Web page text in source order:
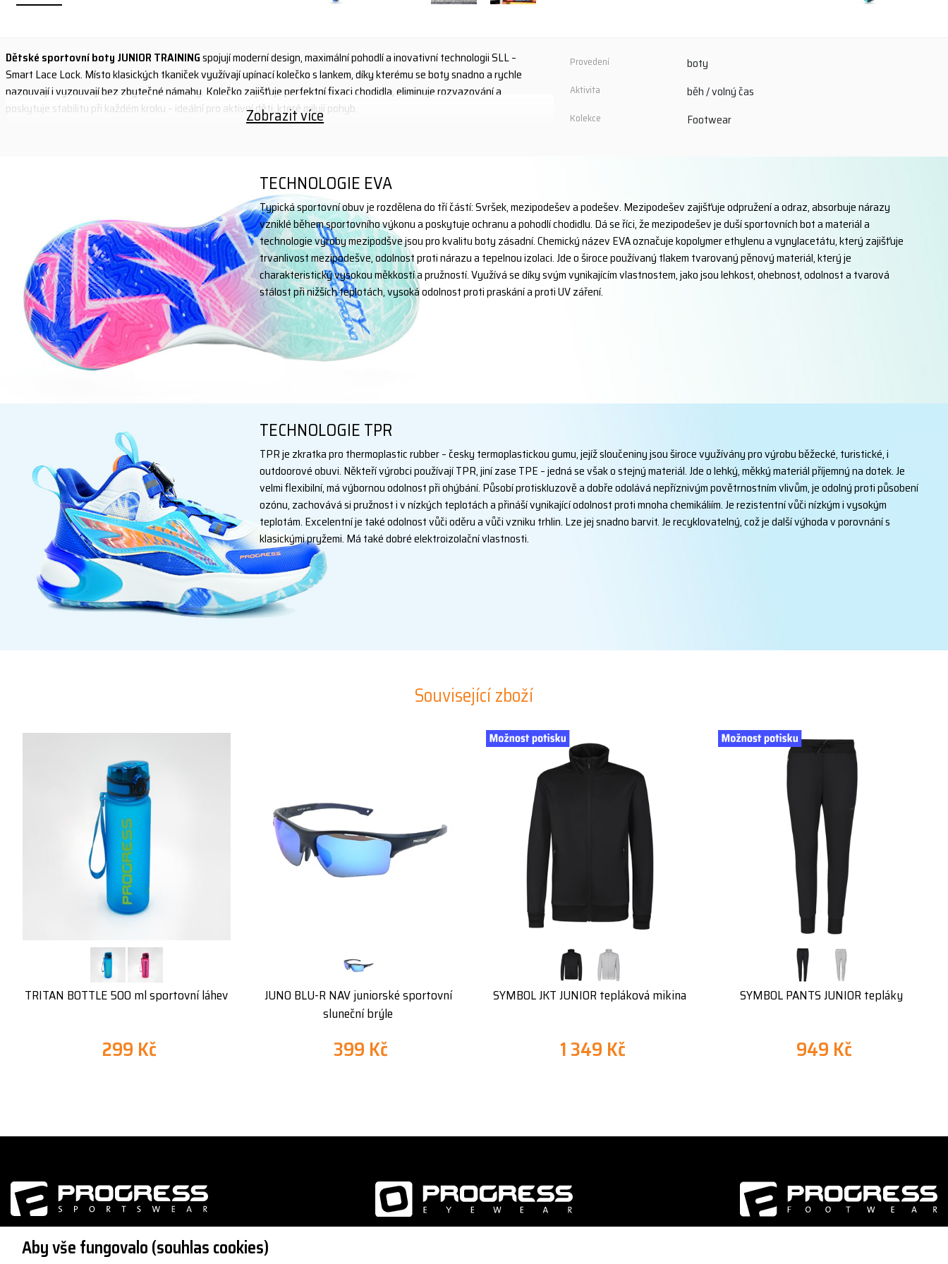
Aby vše fungovalo (souhlas cookies)
Dětské sportovní boty JUNIOR TRAININGspojují moderní design, maximální pohodlí a inovativní technologii SLL –
Smart Lace Lock. Místo klasických tkaniček využívají upínací kolečko s lankem, díky kterému se boty snadno a rychle
nazouvají i vyzouvají bez zbytečné námahy. Kolečko zajišťuje perfektní fixaci chodidla, eliminuje rozvazování a
poskytuje stabilitu při každém kroku – ideální pro aktivní děti, které milují pohyb.
Stylový vzhled s moderní konstrukcí slip-on se zpevněnou patou umožňuje snadné obouvání i bez použití rukou. Boty
JUNIOR TRAINING jsou ideální volbou pro sport, školní aktivity, tréninky i každodenní nošení – funkční, pohodlné a
navržené s ohledem na potřeby dětí.
Potřebujete větší velikost? Najdete ji zde!
- SLL - Spin Lock Laces - technologie upínacího kolečka
- vzduchodé polštářky tlumící nárazy
- lehký prodyšný materiál
- mezipodešev EVA
Materiál: EVA + TPR + AIR CUSHION (podrážka)
Zobrazit více
Provedení boty
Aktivita běh / volný čas
Kolekce Footwear
TECHNOLOGIE EVA
Typická sportovní obuv je rozdělena do tří částí: Svršek, mezipodešev a podešev. Mezipodešev zajišťuje odpružení a odraz, absorbuje nárazy
vzniklé během sportovního výkonu a poskytuje ochranu a pohodlí chodidlu. Dá se říci, že mezipodešev je duší sportovních bot a materiál a
technologie výroby mezipodšve jsou pro kvalitu boty zásadní. Chemický název EVA označuje kopolymer ethylenu a vynylacetátu, který zajišťuje
trvanlivost mezipodešve, odolnost proti nárazu a tepelnou izolaci. Jde o široce používaný tlakem tvarovaný pěnový materiál, který je
charakteristický vysokou měkkostí a pružností. Využívá se díky svým vynikajícím vlastnostem, jako jsou lehkost, ohebnost, odolnost a tvarová
stálost při nižších teplotách, vysoká odolnost proti praskání a proti UV záření.
TECHNOLOGIE TPR
TPR je zkratka pro thermoplastic rubber – česky termoplastickou gumu, jejíž sloučeniny jsou široce využívány pro výrobu běžecké, turistické, i
outdoorové obuvi. Někteří výrobci používají TPR, jiní zase TPE – jedná se však o stejný materiál. Jde o lehký, měkký materiál příjemný na dotek. Je
velmi flexibilní, má výbornou odolnost při ohýbání. Působí protiskluzově a dobře odolává nepříznivým povětrnostním vlivům, je odolný proti působení
ozónu, zachovává si pružnost i v nízkých teplotách a přináší vynikající odolnost proti mnoha chemikáliím. Je rezistentní vůči nízkým i vysokým
teplotám. Excelentní je také odolnost vůči oděru a vůči vzniku trhlin. Lze jej snadno barvit. Je recyklovatelný, což je další výhoda v porovnání s
klasickými pryžemi. Má také dobré elektroizolační vlastnosti.
Související zboží
TRITAN BOTTLE 500 ml sportovní láhev
299 Kč
JUNO BLU-R NAV juniorské sportovní
sluneční brýle
399 Kč
SYMBOL JKT JUNIOR tepláková mikina
1 349 Kč
SYMBOL PANTS JUNIOR tepláky
949 Kč